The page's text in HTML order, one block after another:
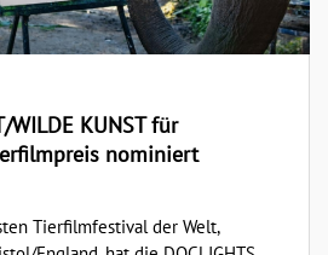
WILDE KUNST für
nominiert
Tierfilmfestival der Welt,